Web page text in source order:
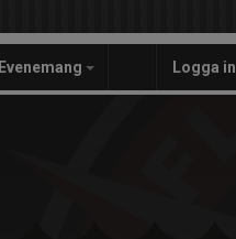
Evenemang Logga in